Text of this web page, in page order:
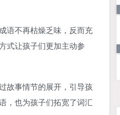
语不再枯燥乏味，反而充
式让孩子们更加主动参
故事情节的展开，引导孩
，也为孩子们拓宽了词汇